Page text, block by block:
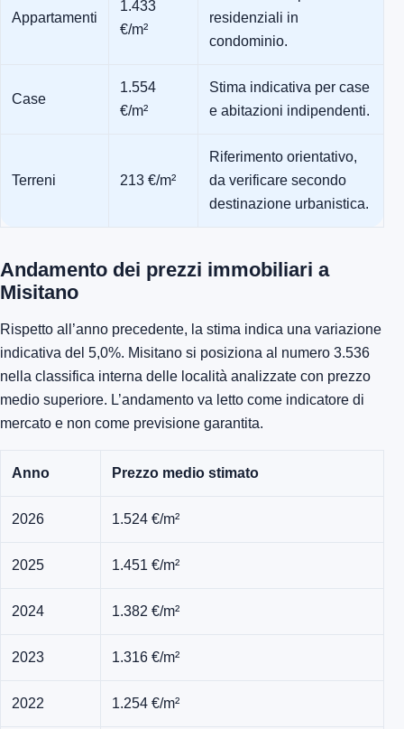
Appartamenti
1.433
€/m²
residenziali in
condominio.
Case
1.554
€/m²
Stima indicativa per case
e abitazioni indipendenti.
Terreni 213 €/m²
Riferimento orientativo,
da verificare secondo
destinazione urbanistica.
Andamento dei prezzi immobiliari a
Misitano
Rispetto all’anno precedente, la stima indica una variazione
indicativa del 5,0%. Misitano si posiziona al numero 3.536
nella classifica interna delle località analizzate con prezzo
medio superiore. L’andamento va letto come indicatore di
mercato e non come previsione garantita.
Anno Prezzo medio stimato
2026 1.524 €/m²
2025 1.451 €/m²
2024 1.382 €/m²
2023 1.316 €/m²
2022 1.254 €/m²